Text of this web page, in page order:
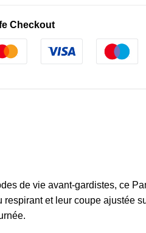
Checkout
de vie avant-gardistes, ce
et leur coupe ajustée